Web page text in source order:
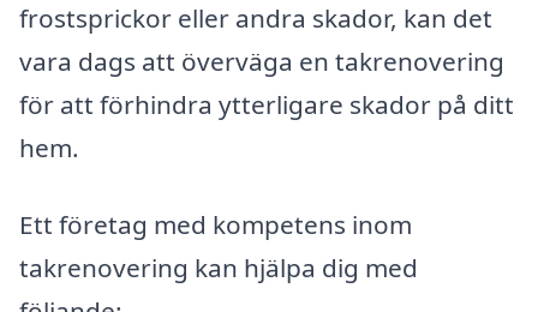
frostsprickor eller andra skador, kan det
vara dags att överväga en takrenovering
för att förhindra ytterligare skador på ditt
hem.
Ett företag med kompetens inom
takrenovering kan hjälpa dig med